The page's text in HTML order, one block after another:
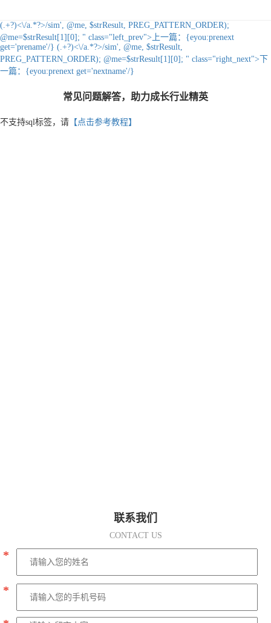
(.+?)<\/a.*?>/sim', @me, $strResult, PREG_PATTERN_ORDER);
@me=$strResult[1][0]; " class="left_prev"> 上一篇： {eyou:prenext
get='prename'/} (.+?)<\/a.*?>/sim', @me, $strResult,
PREG_PATTERN_ORDER); @me=$strResult[1][0]; " class="right_next"> 下
一篇： {eyou:prenext get='nextname'/}
常见问题解答，助力成长行业精英
不支持sql标签，请 【点击参考教程】
联系我们
CONTACT US
*
*